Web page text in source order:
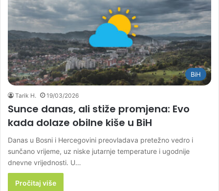
BiH
Tarik H. 19/03/2026
Sunce danas, ali stiže promjena: Evo
kada dolaze obilne kiše u BiH
Danas u Bosni i Hercegovini preovladava pretežno vedro i
sunčano vrijeme, uz niske jutarnje temperature i ugodnije
dnevne vrijednosti. U…
Pročitaj više